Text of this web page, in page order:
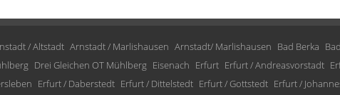
/ Altstadt Arnstadt / Marlishausen Arnstadt/ Marlishausen Bad Berka
Drei Gleichen OT Mühlberg Eisenach Erfurt Erfurt / Andreasvorstadt
Erfurt / Daberstedt Erfurt / Dittelstedt Erfurt / Gottstedt Erfurt /